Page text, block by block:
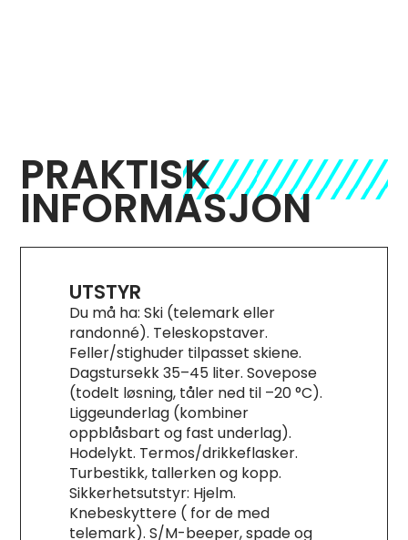
PRAKTISK
INFORMASJON
UTSTYR
Du må ha: Ski (telemark eller
randonné). Teleskopstaver.
Feller/stighuder tilpasset skiene.
Dagstursekk 35–45 liter. Sovepose
(todelt løsning, tåler ned til –20 °C).
Liggeunderlag (kombiner
oppblåsbart og fast underlag).
Hodelykt. Termos/drikkeflasker.
Turbestikk, tallerken og kopp.
Sikkerhetsutstyr: Hjelm.
Knebeskyttere ( for de med
telemark). S/M-beeper, spade og